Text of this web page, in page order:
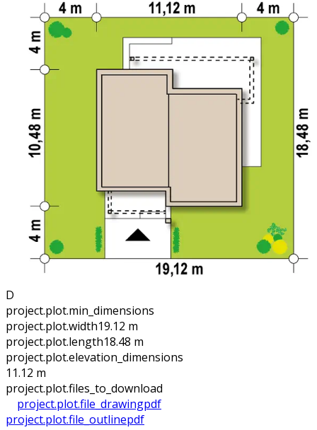
D
project.plot.min_dimensions
project.plot.width19.12 m
project.plot.length18.48 m
project.plot.elevation_dimensions
11.12 m
project.plot.files_to_download
project.plot.file_drawingpdf
project.plot.file_outlinepdf